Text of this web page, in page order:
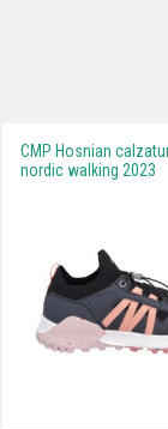
CMP Hosnian
nordic walking 2023